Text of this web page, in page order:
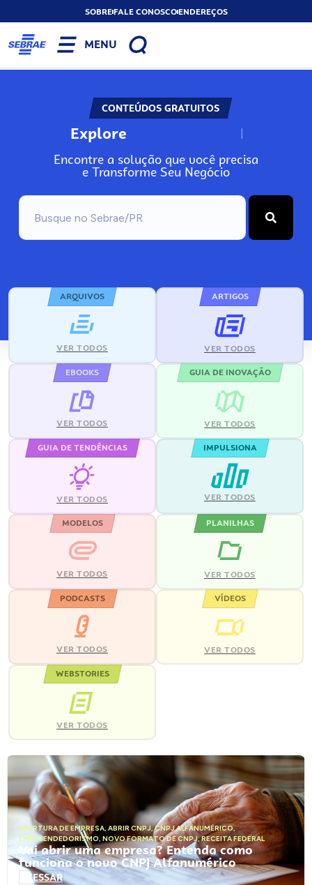
SOBREFALE CONOSCOENDEREÇOS
MENU
CONTEÚDOS GRATUITOS
Explore N
Encontre a solução que você precisa
e Transforme Seu Negócio
ARQUIVOS
VER TODOS
ARTIGOS
VER TODOS
EBOOKS
VER TODOS
GUIA DE INOVAÇÃO
VER TODOS
GUIA DE TENDÊNCIAS
VER TODOS
IMPULSIONA
VER TODOS
MODELOS
VER TODOS
PLANILHAS
VER TODOS
PODCASTS
VER TODOS
VÍDEOS
VER TODOS
WEBSTORIES
VER TODOS
ABERTURA DE EMPRESA, ABRIR CNPJ,CNPJ ALFANUMÉRICO,
EMPREENDEDORISMO, NOVO FORMATO DE CNPJ,RECEITA FEDERAL
Vai abrir uma empresa? Entenda como
funciona o novo CNPJ Alfanumérico
ACESSAR